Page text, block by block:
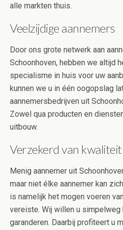
alle markten thuis.
Veelzijdige aannemers
Door ons grote netwerk aan
Schoonhoven, hebben we altijd
specialisme in huis voor uw
kunnen we u in één oogopslag
aannemersbedrijven uit
Zowel qua producten en
uitbouw.
Verzekerd van kwaliteit
Menig aannemer uit
maar niet élke aannemer kan
is namelijk het mogen voeren
vereiste. Wij willen u simpelweg
garanderen. Daarbij profiteert u